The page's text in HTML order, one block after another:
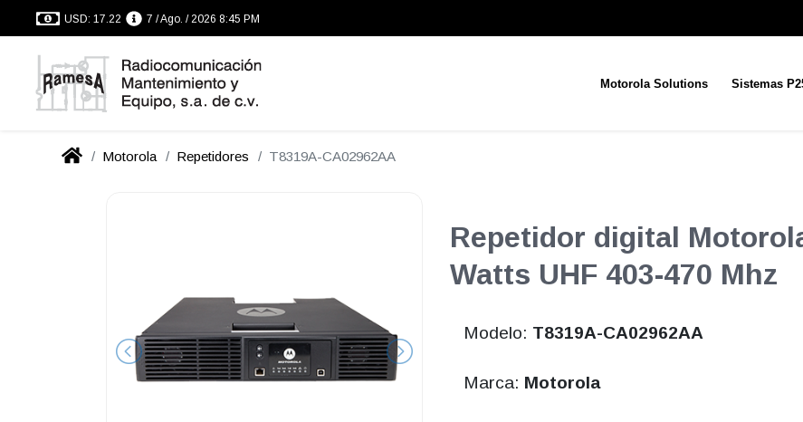
USD: 17.22 7 / Ago. / 2026 8:45 PM
Motorola Solutions Sistemas
Motorola Repetidores T8319A-CA02962AA
Repetidor digital
Watts UHF 403-470 Mhz
Modelo: T8319A-CA02962AA
Marca: Motorola